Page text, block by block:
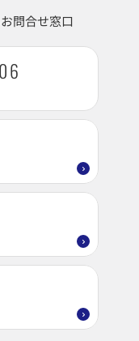
問合せ窓口